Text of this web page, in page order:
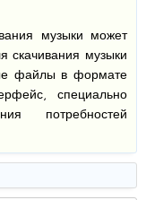
музыки может
скачивания музыки
файлы в формате
специально
потребностей